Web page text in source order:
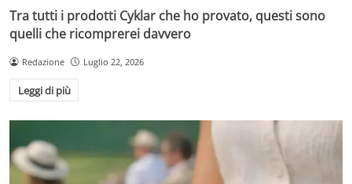
Tra tutti i prodotti Cyklar che ho provato, questi sono
quelli che ricomprerei davvero
Redazione Luglio 22, 2026
Leggi di più